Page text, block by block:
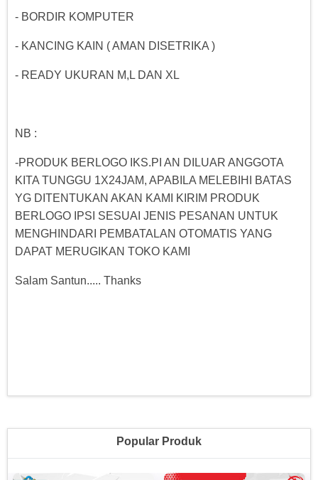
- BORDIR KOMPUTER
- KANCING KAIN ( AMAN DISETRIKA )
- READY UKURAN M,L DAN XL
NB :
-PRODUK BERLOGO IKS.PI AN DILUAR ANGGOTA
KITA TUNGGU 1X24JAM, APABILA MELEBIHI BATAS
YG DITENTUKAN AKAN KAMI KIRIM PRODUK
BERLOGO IPSI SESUAI JENIS PESANAN UNTUK
MENGHINDARI PEMBATALAN OTOMATIS YANG
DAPAT MERUGIKAN TOKO KAMI
Salam Santun..... Thanks
Popular Produk